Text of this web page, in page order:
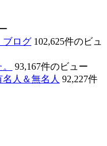
ログ 102,625件のビュ
93,167件のビュー
名人＆無名人 92,227件